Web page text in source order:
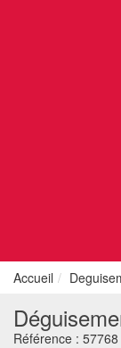
Accueil
Référence : 57768